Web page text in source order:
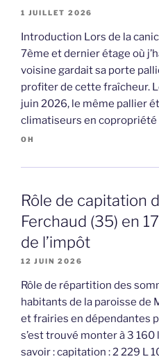
1 JUILLET 2026
Introduction Lors de la
7ème et dernier étage où
voisine gardait sa porte
profiter de cette fraîcheur.
juin 2026, le même pallier
climatiseurs en copropriété
OH
Rôle de capitation
Ferchaud (35) en
de l’impôt
12 JUIN 2026
Rôle de répartition des
habitants de la paroisse de
et frairies en dépendantes
s’est trouvé monter à 3
savoir : capitation : 2 229 L